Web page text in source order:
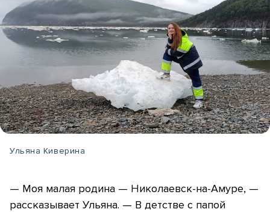
Ульяна Киверина
— Моя малая родина — Николаевск-на-Амуре, —
рассказывает Ульяна. — В детстве с папой